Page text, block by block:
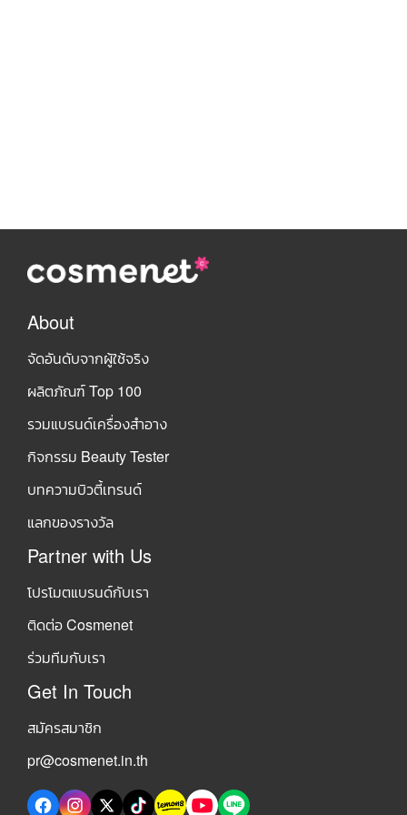
About
จัดอันดับจากผู้ใช้จริง
ผลิตภัณฑ์ Top 100
รวมแบรนด์เครื่องสำอาง
กิจกรรม Beauty Tester
บทความบิวตี้เทรนด์
แลกของรางวัล
Partner with Us
โปรโมตแบรนด์กับเรา
ติดต่อ Cosmenet
ร่วมทีมกับเรา
Get In Touch
สมัครสมาชิก
pr@cosmenet.in.th